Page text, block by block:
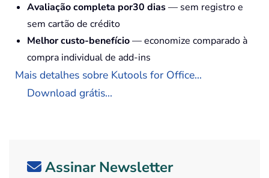
Avaliação completa por30 dias— sem registro e
sem cartão de crédito
Melhor custo-benefício— economize comparado à
compra individual de add-ins
Mais detalhes sobre Kutools for Office...
Download grátis...
Assinar Newsletter